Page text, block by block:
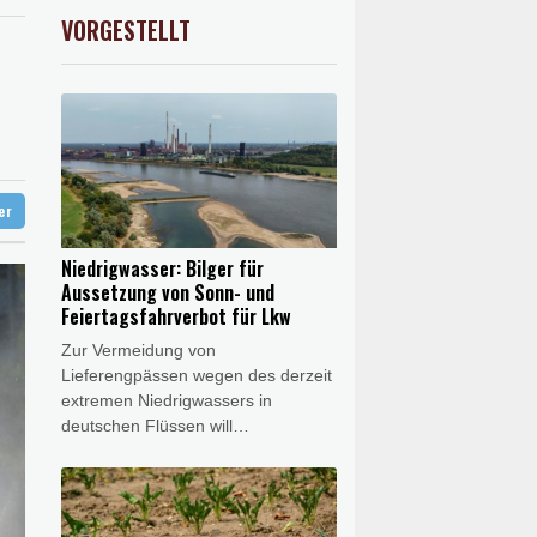
in China
gebildet
0.32%
1.67%
VORGESTELLT
Niedrigwasser: Bilger für
Aussetzung von Sonn- und
Feiertagsfahrverbot für Lkw
Zur Vermeidung von
Lieferengpässen wegen des derzeit
extremen Niedrigwassers in
deutschen Flüssen will
Bilger (CDU) rasch dafür sorgen,
dass wichtige Güter zeitweilig
vermehrt über die Straße